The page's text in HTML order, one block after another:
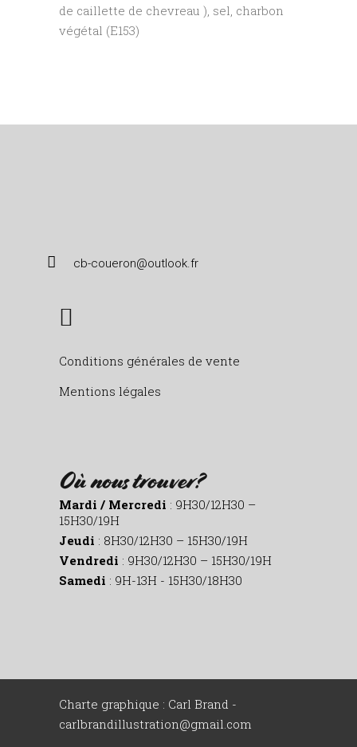
de caillette de chevreau ), sel, charbon
végétal (E153)
cb-coueron@outlook.fr
Conditions générales de vente
Mentions légales
Où nous trouver?
Mardi / Mercredi : 9H30/12H30 –
15H30/19H
Jeudi : 8H30/12H30 – 15H30/19H
Vendredi : 9H30/12H30 – 15H30/19H
Samedi : 9H-13H - 15H30/18H30
Charte graphique : Carl Brand -
carlbrandillustration@gmail.com